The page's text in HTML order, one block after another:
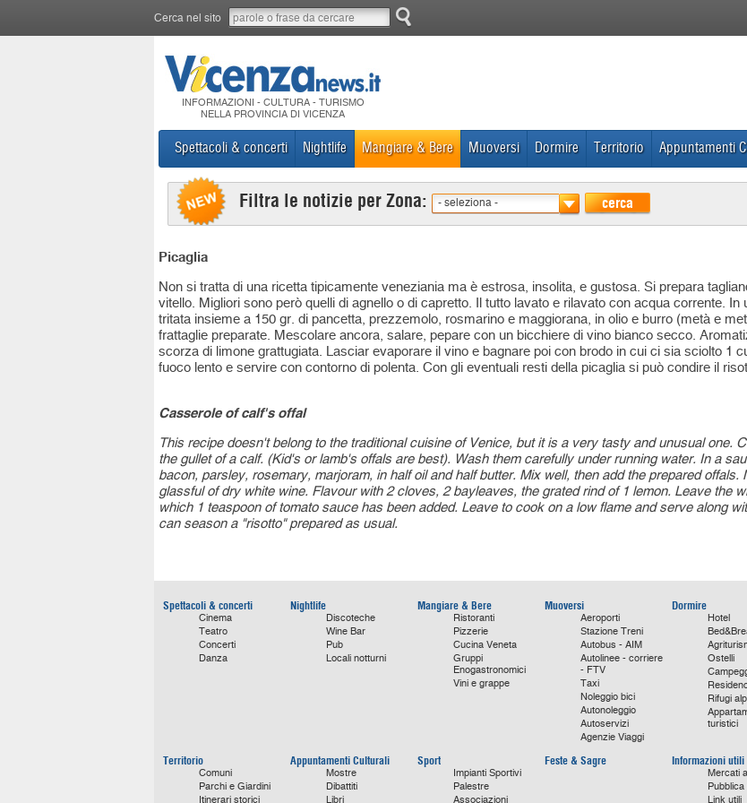
Cerca nel sito
INFORMAZIONI - CULTURA - TURISMO
NELLA PROVINCIA DI VICENZA
Spettacoli & concerti Nightlife Mangiare & Bere Muoversi Dormire Territorio Appuntamenti
Filtra le notizie per Zona: - seleziona - cerca
Picaglia
Non si tratta di una ricetta tipicamente veneziania ma è estrosa, insolita, e gustosa. Si prepara
vitello. Migliori sono però quelli di agnello o di capretto. Il tutto lavato e rilavato con acqua corrente.
tritata insieme a 150 gr. di pancetta, prezzemolo, rosmarino e maggiorana, in olio e burro (metà e
frattaglie preparate. Mescolare ancora, salare, pepare con un bicchiere di vino bianco secco.
scorza di limone grattugiata. Lasciar evaporare il vino e bagnare poi con brodo in cui ci sia sciolto 1
fuoco lento e servire con contorno di polenta. Con gli eventuali resti della picaglia si può condire il
Casserole of calf's offal
This recipe doesn't belong to the traditional cuisine of Venice, but it is a very tasty and unusual one.
the gullet of a calf. (Kid's or lamb's offals are best). Wash them carefully under running water. In a
bacon, parsley, rosemary, marjoram, in half oil and half butter. Mix well, then add the prepared
glassful of dry white wine. Flavour with 2 cloves, 2 bayleaves, the grated rind of 1 lemon. Leave the
which 1 teaspoon of tomato sauce has been added. Leave to cook on a low flame and serve along
can season a "risotto" prepared as usual.
Spettacoli & concerti
Cinema
Teatro
Concerti
Danza
Nightlife
Discoteche
Wine Bar
Pub
Locali notturni
Mangiare & Bere
Ristoranti
Pizzerie
Cucina Veneta
Gruppi
Enogastronomici
Vini e grappe
Muoversi
Aeroporti
Stazione Treni
Autobus - AIM
Autolinee - corriere
- FTV
Taxi
Noleggio bici
Autonoleggio
Autoservizi
Agenzie Viaggi
Dormire
Hotel
Ostelli
Rifugi
turistici
Territorio
Comuni
Parchi e Giardini
Itinerari storici
Appuntamenti Culturali
Mostre
Dibattiti
Libri
Sport
Impianti Sportivi
Palestre
Associazioni
Feste & Sagre Informazioni utili
Mercati
Pubblica
Link utili